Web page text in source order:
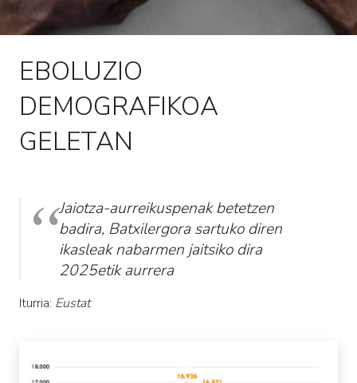
EBOLUZIO
DEMOGRAFIKOA
GELETAN
Jaiotza-aurreikuspenak betetzen
badira, Batxilergora sartuko diren
ikasleak nabarmen jaitsiko dira
2025etik aurrera
Iturria: Eustat